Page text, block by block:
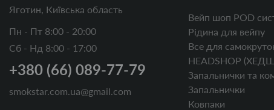
Яготин, Київська область
Пн - Пт 8:00 - 20:00
Сб - Нд 8:00 - 17:00
+380 (66) 089-77-79
smokstar.com.ua@gmail.com
Вейп шоп POD
Рідина для вейпу
Все для
HEADSHOP
Запальнички та
Запальнички
Ковпаки